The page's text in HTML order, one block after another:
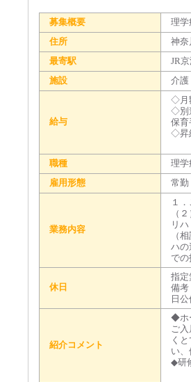
募集概要
理学
住所
神奈
最寄駅
JR
施設
介護
給与
◇月
◇別
保育
◇昇
職種
理学
雇用形態
常勤
業務内容
１
（
リ
（
ハの
での
休日
指定
備考
日
紹介コメント
◆ホ
ご
く
い
◆研